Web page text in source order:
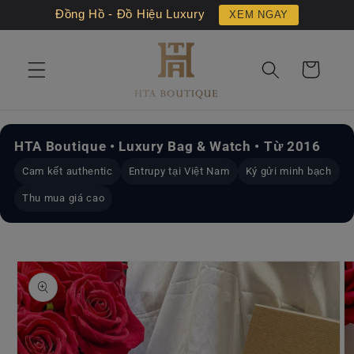
Đồng Hồ - Đồ Hiệu Luxury XEM NGAY
đến nội
Giỏ
hàng
HTA Boutique • Luxury Bag & Watch • Từ 2016
Cam kết authentic Entrupy tại Việt Nam Ký gửi minh bạch
Thu mua giá cao
đến
thông
tin sản
phẩm